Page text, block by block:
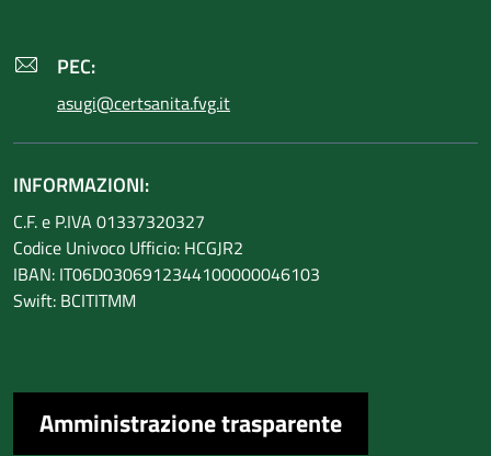
PEC:
asugi@certsanita.fvg.it
INFORMAZIONI:
C.F. e P.IVA 01337320327
Codice Univoco Ufficio: HCGJR2
IBAN: IT06D0306912344100000046103
Swift: BCITITMM
Amministrazione trasparente